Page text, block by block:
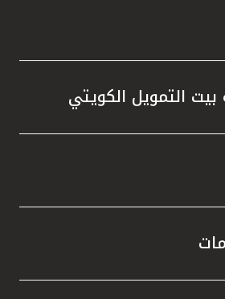
التمويل الكويتي